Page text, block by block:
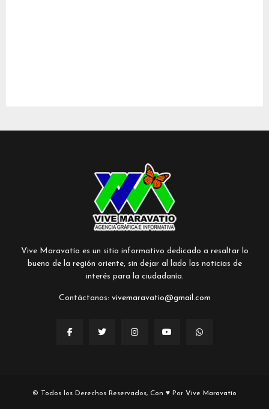
Vive Maravatío es un sitio informativo dedicado a resaltar lo
bueno de la región oriente, sin dejar al lado las noticias de
interés para la ciudadanía.
Contáctanos: vivemaravatio@gmail.com
© Todos los Derechos Reservados, Con ♥ Por Vive Maravatío